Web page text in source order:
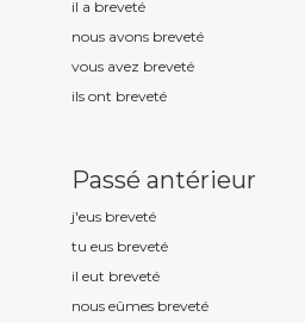
il a breveté
nous avons breveté
vous avez breveté
ils ont breveté
Passé antérieur
j'eus breveté
tu eus breveté
il eut breveté
nous eûmes breveté